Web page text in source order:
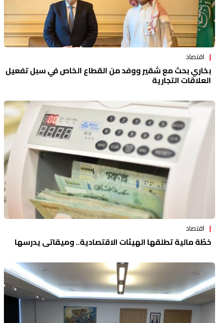
اقتصاد
بخاري بحث مع شقير ووفد من القطاع الخاص في سبل تفعيل
العلاقات التجارية
اقتصاد
خطّة مالية تطلقها الهيئات الاقتصادية.. وميقاتي يدرسها